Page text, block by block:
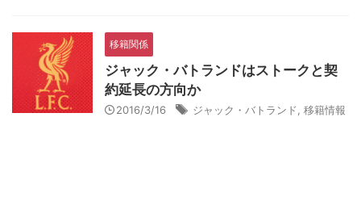
移籍関係
ジャック・バトランドはストークと契
約延長の方向か
2016/3/16 ジャック・バトランド 移籍情報